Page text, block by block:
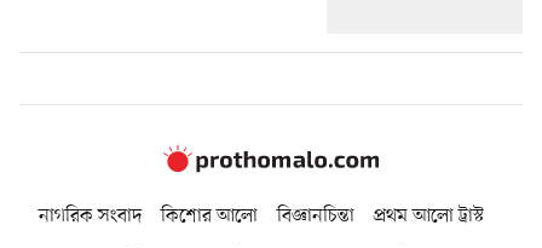
নাগরিক সংবাদ কিশোর আলো বিজ্ঞানচিন্তা
প্রথম আলো ট্রাস্ট